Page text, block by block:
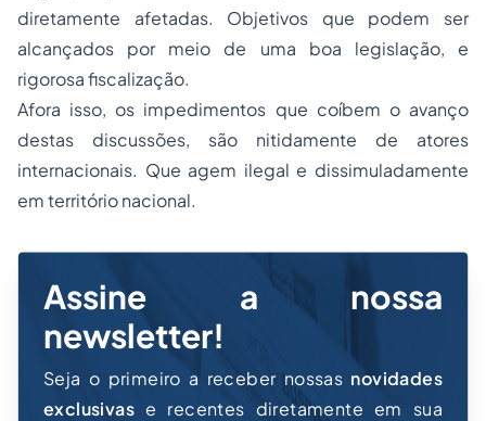
diretamente afetadas. Objetivos que podem ser
alcançados por meio de uma boa legislação, e
rigorosa fiscalização.
Afora isso, os impedimentos que coíbem o avanço
destas discussões, são nitidamente de atores
internacionais. Que agem ilegal e dissimuladamente
em território nacional.
Assine a nossa
newsletter!
Seja o primeiro a receber nossas novidades
exclusivas e recentes diretamente em sua